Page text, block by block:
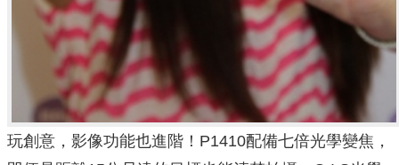
玩創意，影像功能也進階！P1410配備七倍光學變焦，